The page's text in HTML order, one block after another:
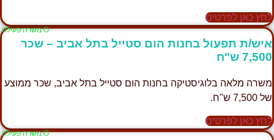
לחץ כאן לפרטים
Ο משרה פעילה
איש/ת תפעול בחנות הום סטייל בתל אביב – שכר
7,500 ש"ח
משרה מלאה בלוגיסטיקה בחנות הום סטייל בתל אביב, שכר ממוצע
של 7,500 ש"ח.
לחץ כאן לפרטים
Ο משרה פעילה